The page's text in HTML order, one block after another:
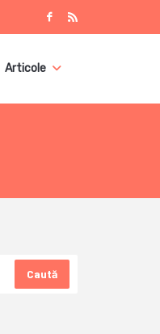
Articole
Caută